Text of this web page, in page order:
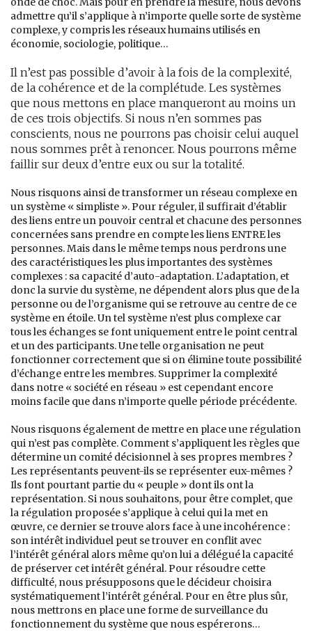
admettre qu’il s’applique à n’importe quelle sorte de système
complexe, y compris les réseaux humains utilisés en
économie, sociologie, politique…
Il n’est pas possible d’avoir à la fois de la complexité,
de la cohérence et de la complétude. Les systèmes
que nous mettons en place manqueront au moins un
de ces trois objectifs. Si nous n’en sommes pas
conscients, nous ne pourrons pas choisir celui auquel
nous sommes prêt à renoncer. Nous pourrons même
faillir sur deux d’entre eux ou sur la totalité.
Nous risquons ainsi de transformer un réseau complexe en
un système « simpliste ». Pour réguler, il suffirait d’établir
des liens entre un pouvoir central et chacune des personnes
concernées sans prendre en compte les liens ENTRE les
personnes. Mais dans le même temps nous perdrons une
des caractéristiques les plus importantes des systèmes
complexes : sa capacité d’auto-adaptation. L’adaptation, et
donc la survie du système, ne dépendent alors plus que de la
personne ou de l’organisme qui se retrouve au centre de ce
système en étoile. Un tel système n’est plus complexe car
tous les échanges se font uniquement entre le point central
et un des participants. Une telle organisation ne peut
fonctionner correctement que si on élimine toute possibilité
d’échange entre les membres. Supprimer la complexité
dans notre « société en réseau » est cependant encore
moins facile que dans n’importe quelle période précédente.
Nous risquons également de mettre en place une régulation
qui n’est pas complète. Comment s’appliquent les règles que
détermine un comité décisionnel à ses propres membres ?
Les représentants peuvent-ils se représenter eux-mêmes ?
Ils font pourtant partie du « peuple » dont ils ont la
représentation. Si nous souhaitons, pour être complet, que
la régulation proposée s’applique à celui qui la met en
œuvre, ce dernier se trouve alors face à une incohérence :
son intérêt individuel peut se trouver en conflit avec
l’intérêt général alors même qu’on lui a délégué la capacité
de préserver cet intérêt général. Pour résoudre cette
difficulté, nous présupposons que le décideur choisira
systématiquement l’intérêt général. Pour en être plus sûr,
nous mettrons en place une forme de surveillance du
fonctionnement du système que nous espérerons…